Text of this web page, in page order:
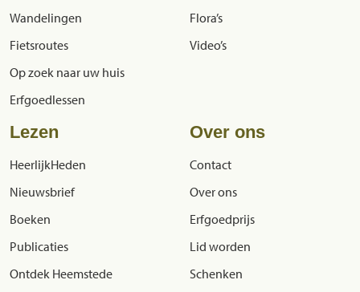
Wandelingen
Fietsroutes
Op zoek naar uw huis
Erfgoedlessen
Flora’s
Video’s
Lezen
HeerlijkHeden
Nieuwsbrief
Boeken
Publicaties
Ontdek Heemstede
Over ons
Contact
Over ons
Erfgoedprijs
Lid worden
Schenken